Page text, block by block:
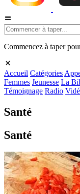
Commencez à taper
Accueil Catégories
Femmes Jeunesse La
Témoignage Radio
Santé
Santé